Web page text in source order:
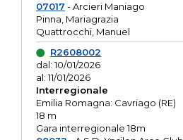
07017 - Arcieri Maniago
Pinna, Mariagrazia
Quattrocchi, Manuel
R2608002
dal: 10/01/2026
al: 11/01/2026
Interregionale
Emilia Romagna: Cavriago (RE)
18 m
Gara interregionale 18m